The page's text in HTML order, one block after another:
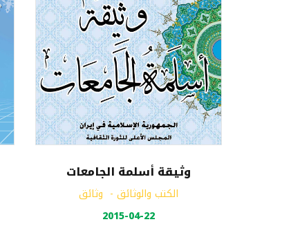
وثيقة أسلمة الجامعات
الكتب والوثائق - وثائق
2015-04-22